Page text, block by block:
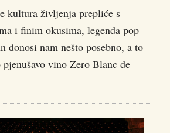
kultura življenja prepliće s
i finim okusima, legenda pop
donosi nam nešto posebno, a to
vino Zero Blanc de